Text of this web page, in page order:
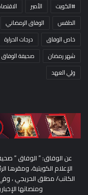
#الكويت الأمير
الطقس
الوفاق الرمضاني
خاص الوفاق
درجات الحرارة
شهر رمضان
صحيفة الوفاق
ولي العهد
عن الوفاق: ” الوفاق ”
الإعلام الكويتية، ومقرها
ومنصاتها